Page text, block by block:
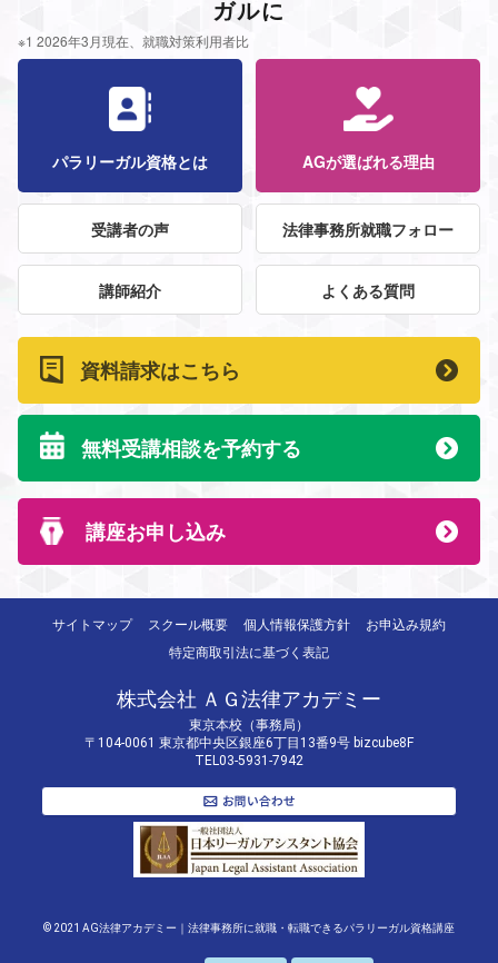
※1 2026年3月現在、就職対策利用者比
ガルに
パラリーガル資格とは AGが選ばれる理由
受講者の声 法律事務所就職フォロー
講師紹介 よくある質問
資料請求はこちら
無料受講相談を予約する
講座お申し込み
サイトマップ スクール概要 個人情報保護方針
お申込み規約
特定商取引法に基づく表記
株式会社 ＡＧ法律アカデミー
東京本校（事務局）
〒104-0061 東京都中央区銀座6丁目13番9号 bizcube8F
TEL03-5931-7942
© 2021 AG法律アカデミー｜法律事務所に就職・転職できるパラリーガル資格講座